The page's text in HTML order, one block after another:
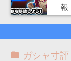
報
ガシャ寸評